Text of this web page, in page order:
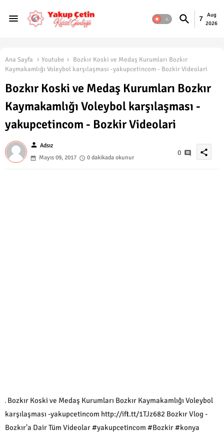
7
Aug
2026
Ana Sayfa Youtube
Bozkır Koski ve Medaş Kurumları Bozkır
Kaymakamlığı Voleybol karşılaşması -yakupcetincom - Bozkir Videolari
Bozkır Koski ve Medaş Kurumları Bozkır
Kaymakamlığı Voleybol karşılaşması -
yakupcetincom - Bozkir Videolari
person Adsız
Mayıs 09, 2017
0 dakikada okunur
0 share
Bozkır Koski ve Medaş Kurumları Bozkır Kaymakamlığı Voleybol
karşılaşması -yakupcetincom http://ift.tt/1TJz682 Bozkır Vlog -
Bozkır'a Dair Tüm Videolar #yakupcetincom #Bozkir #konya